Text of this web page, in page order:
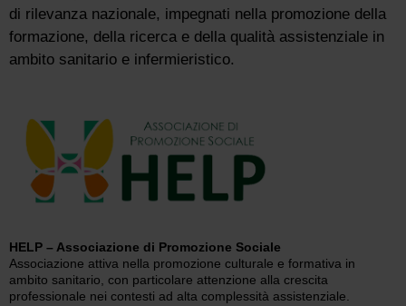
di rilevanza nazionale, impegnati nella promozione della
formazione, della ricerca e della qualità assistenziale in
ambito sanitario e infermieristico.
HELP – Associazione di Promozione Sociale
Associazione attiva nella promozione culturale e formativa in
ambito sanitario, con particolare attenzione alla crescita
professionale nei contesti ad alta complessità assistenziale.